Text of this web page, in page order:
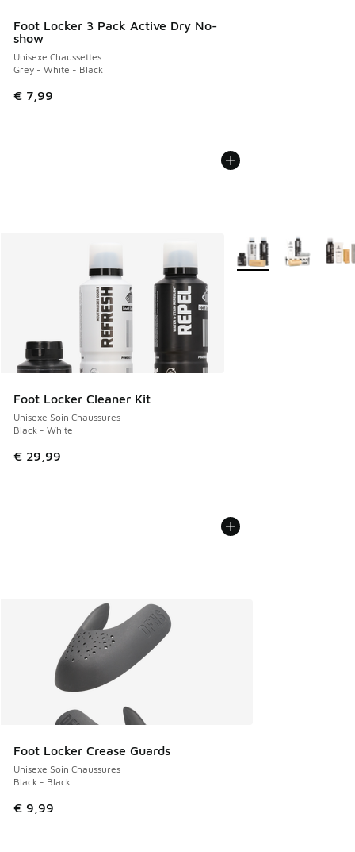
Foot Locker 3 Pack Active Dry No-
show
Unisexe Chaussettes
Grey - White - Black
€ 7,99
Foot Locker Cleaner Kit
Unisexe Soin Chaussures
Black - White
€ 29,99
Plus de couleurs
Foot Locker Crease Guards
Unisexe Soin Chaussures
Black - Black
€ 9,99